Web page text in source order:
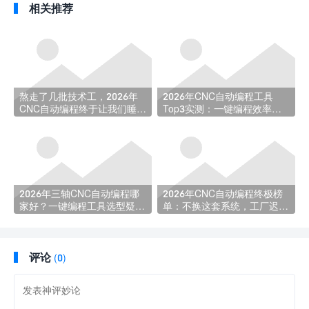
相关推荐
熬走了几批技术工，2026年
CNC自动编程终于让我们睡上
2026年CNC自动编程工具
Top3实测：一键编程效率选
2026年三轴CNC自动编程哪
家好？一键编程工具选型疑问
2026年CNC自动编程终极榜
单：不换这套系统，工厂迟早
评论 (0)